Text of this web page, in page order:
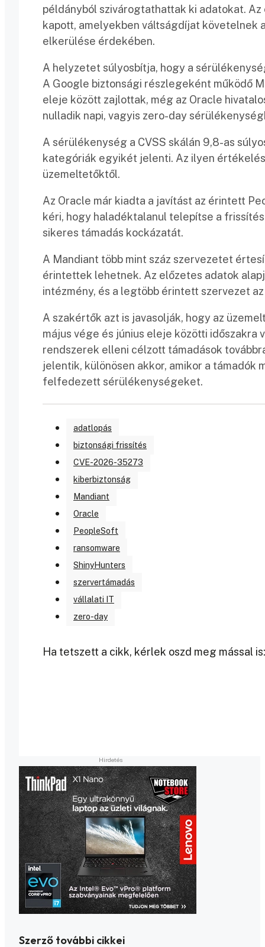
példányból szivárogtathattak ki adatokat.
kapott, amelyekben váltságdíjat követelnek
elkerülése érdekében.
A helyzetet súlyosbítja, hogy a
A Google biztonsági részlegeként működő
eleje között zajlottak, még az Oracle
nulladik napi, vagyis zero-day
A sérülékenység a CVSS skálán 9,8-as
kategóriák egyikét jelenti. Az ilyen
üzemeltetőktől.
Az Oracle már kiadta a javítást az érintett
kéri, hogy haladéktalanul telepítse a
sikeres támadás kockázatát.
A Mandiant több mint száz szervezetet
érintettek lehetnek. Az előzetes adatok
intézmény, és a legtöbb érintett szervezet
A szakértők azt is javasolják, hogy az
május vége és június eleje közötti időszakra
rendszerek elleni célzott támadások
jelentik, különösen akkor, amikor a
felfedezett sérülékenységeket.
adatlopás
biztonsági frissítés
CVE-2026-35273
kiberbiztonság
Mandiant
Oracle
PeopleSoft
ransomware
ShinyHunters
szervertámadás
vállalati IT
zero-day
Ha tetszett a cikk, kérlek oszd meg mással is:
Szerző további cikkei